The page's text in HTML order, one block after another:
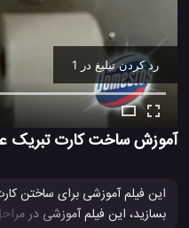
رد کردن تبلیغ
Ad -00:10
آموزش ساخت کارت تبریک
این فیلم آموزشی برای ساختن
بسازید، این فیلم آموزشی در